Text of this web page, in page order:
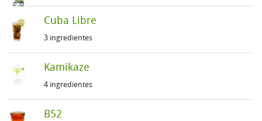
Cuba Libre
3 ingredientes
Kamikaze
4 ingredientes
B52